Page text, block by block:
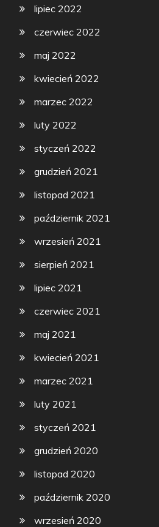
lipiec 2022
czerwiec 2022
maj 2022
kwiecień 2022
marzec 2022
luty 2022
styczeń 2022
grudzień 2021
listopad 2021
październik 2021
wrzesień 2021
sierpień 2021
lipiec 2021
czerwiec 2021
maj 2021
kwiecień 2021
marzec 2021
luty 2021
styczeń 2021
grudzień 2020
listopad 2020
październik 2020
wrzesień 2020